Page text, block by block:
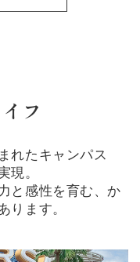
フ
れたキャンパス
現。
と感性を育む、か
ります。